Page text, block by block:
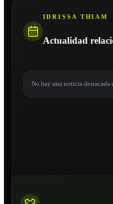
IDRISSA THIAM
Actualidad
No hay una noticia destacada